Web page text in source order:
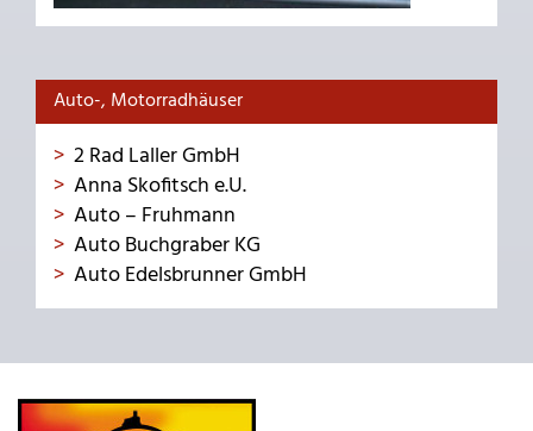
Auto-, Motorradhäuser
2 Rad Laller GmbH
Anna Skofitsch e.U.
Auto – Fruhmann
Auto Buchgraber KG
Auto Edelsbrunner GmbH